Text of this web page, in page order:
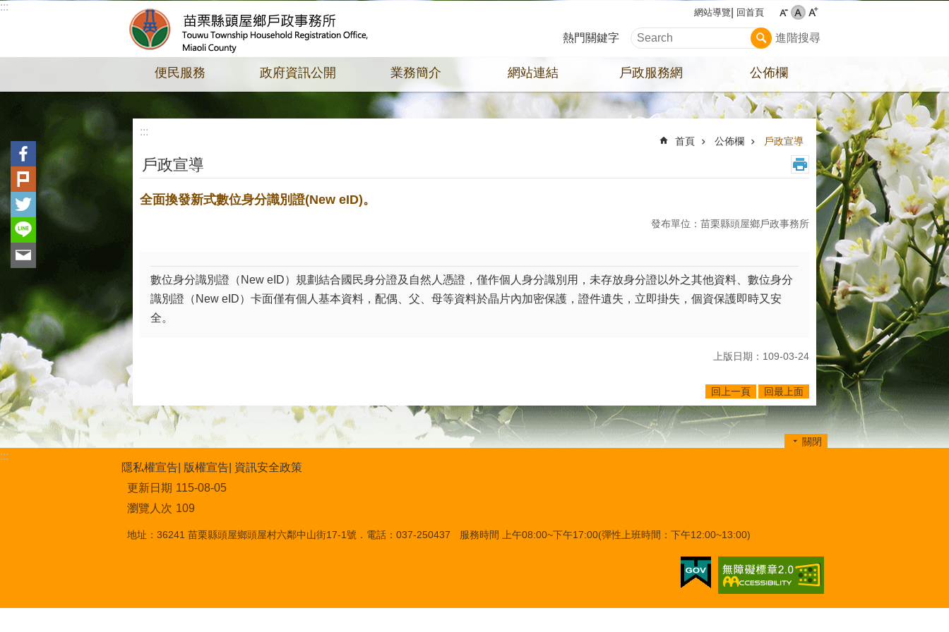
跳到主要內容區塊
::: 網站導覽 回首頁
熱門關鍵字 進階搜尋
便民服務 政府資訊公開 業務簡介 網站連結 戶政服務網 公佈欄
:::
首頁 公佈欄 戶政宣導
戶政宣導
全面換發新式數位身分識別證(New eID)。
發布單位：苗栗縣頭屋鄉戶政事務所
數位身分識別證（New eID）規劃結合國民身分證及自然人憑證，僅作個人身分識別用，未存放身分證以外之其他資料、數位身分
識別證（New eID）卡面僅有個人基本資料，配偶、父、母等資料於晶片內加密保護，證件遺失，立即掛失，個資保護即時又安
全。
上版日期：109-03-24
回上一頁 回最上面
關閉
:::
隱私權宣告 版權宣告 資訊安全政策
更新日期 115-08-05
瀏覽人次 109
地址：36241 苗栗縣頭屋鄉頭屋村六鄰中山街17-1號．電話：037-250437 服務時間 上午08:00~下午17:00(彈性上班時間：下午12:00~13:00)